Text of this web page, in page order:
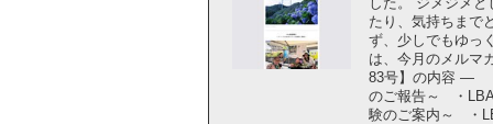
たり、気持ちまで
ず、少しでもゆっ
は、今月のメルマ
83号】の内容 ―
のご報告～ ・
験のご案内～ ・